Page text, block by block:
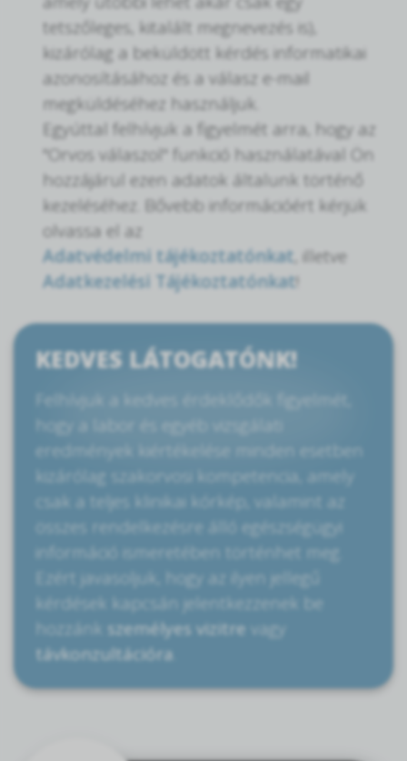
tetszőleges, kitalált megnevezés is),
kizárólag a beküldött kérdés informatikai
azonosításához és a válasz e-mail
megküldéséhez használjuk.
Egyúttal felhívjuk a figyelmét arra, hogy az
"Orvos válaszol" funkció használatával Ön
hozzájárul ezen adatok általunk történő
kezeléséhez. Bővebb információért kérjük
olvassa el az
Adatvédelmi tájékoztatónkat , illetve
Adatkezelési Tájékoztatónkat!
KEDVES LÁTOGATÓNK!
Felhívjuk a kedves érdeklődők figyelmét,
hogy a labor és egyéb vizsgálati
eredmények kiértékelése minden esetben
kizárólag szakorvosi kompetencia, amely
csak a teljes klinikai kórkép, valamint az
összes rendelkezésre álló egészségügyi
információ ismeretében történhet meg.
Ezért javasoljuk, hogy az ilyen jellegű
kérdések kapcsán jelentkezzenek be
hozzánk személyes vizitre vagy
távkonzultációra